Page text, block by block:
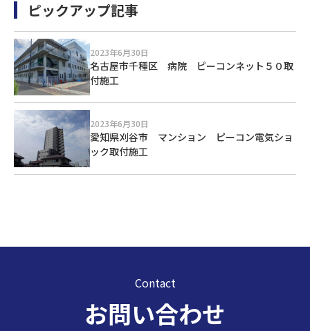
ピックアップ記事
2023年6月30日
名古屋市千種区 病院 ピーコンネット５０取
付施工
2023年6月30日
愛知県刈谷市 マンション ピーコン電気ショ
ック取付施工
Contact
お問い合わせ